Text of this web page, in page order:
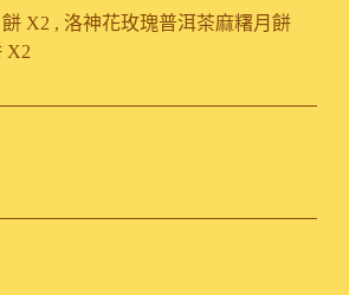
X2 , 洛神花玫瑰普洱茶麻糬月餅
X2